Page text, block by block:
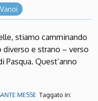
stiamo camminando
diverso e strano – verso
Pasqua. Quest’anno
MESSE Taggato in: